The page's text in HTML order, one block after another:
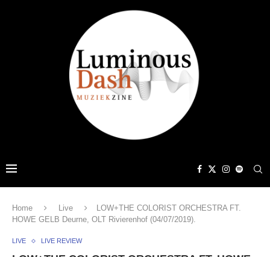
Home Live
LOW+THE COLORIST ORCHESTRA FT.
HOWE GELB Deurne, OLT Rivierenhof (04/07/2019).
LIVE LIVE REVIEW